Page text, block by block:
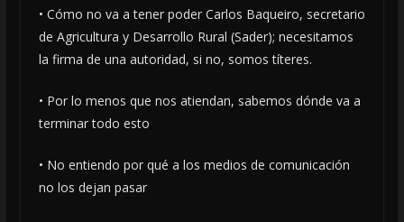
• Cómo no va a tener poder Carlos Baqueiro, secretario
de Agricultura y Desarrollo Rural (Sader); necesitamos
la firma de una autoridad, si no, somos títeres.
• Por lo menos que nos atiendan, sabemos dónde va a
terminar todo esto
• No entiendo por qué a los medios de comunicación
no los dejan pasar